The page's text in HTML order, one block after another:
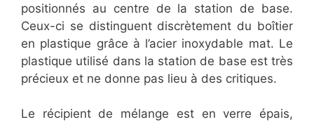
positionnés au centre de la station de base.
Ceux-ci se distinguent discrètement du boîtier
en plastique grâce à l’acier inoxydable mat. Le
plastique utilisé dans la station de base est très
précieux et ne donne pas lieu à des critiques.
Le récipient de mélange est en verre épais,